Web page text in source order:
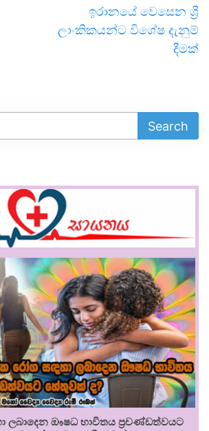
ඉරානයේ වෙසෙන ශ්‍රී
ලාංකිකයන්ට විශේෂ දැනුම්
දීමක්
ලබාදෙන ඖෂධ භාවිතය ප්‍රචණ්ඩත්වයට